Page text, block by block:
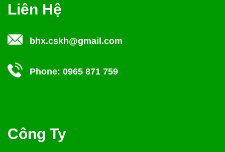
Liên Hệ
bhx.cskh@gmail.com
Phone: 0965 871 759
Công Ty